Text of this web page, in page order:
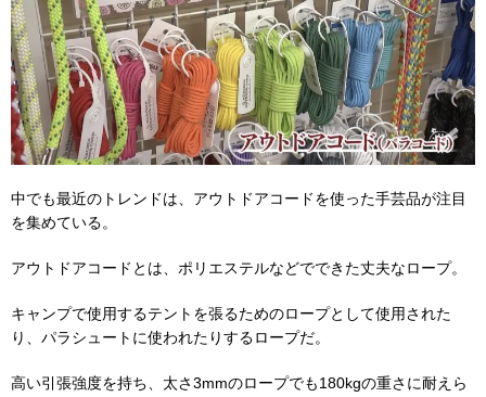
中でも最近のトレンドは、アウトドアコードを使った手芸品が注目
を集めている。
アウトドアコードとは、ポリエステルなどでできた丈夫なロープ。
キャンプで使用するテントを張るためのロープとして使用された
り、パラシュートに使われたりするロープだ。
高い引張強度を持ち、太さ3mmのロープでも180kgの重さに耐えら